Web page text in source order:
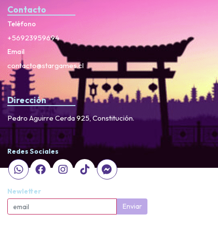
Contacto
Teléfono
+56923959694
Email
contacto@stargames.cl
Dirección
Pedro Aguirre Cerda 925, Constitución.
Redes Sociales
Newletter
Enviar